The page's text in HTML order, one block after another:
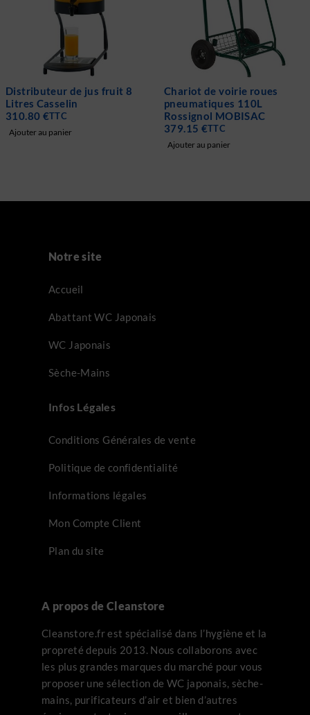
Chariot de voirie roues
pneumatiques 110L
Rossignol MOBISAC
379.15€TTC
Distributeur de lait chaud
en porcelaine Casselin
409.00 €–479.00
Choix des options
Notre site
Accueil
Abattant WC Japonais
WC Japonais
Sèche-Mains
Infos Légales
Conditions Générales de vente
Politique de confidentialité
Informations légales
Mon Compte Client
Plan du site
A propos de Cleanstore
Cleanstore.fr est spécialisé dans l’hygiène et la
propreté depuis 2013. Nous collaborons avec
les plus grandes marques du marché pour vous
proposer une sélection de WC japonais, sèche-
mains, purificateurs d’air et bien d’autres